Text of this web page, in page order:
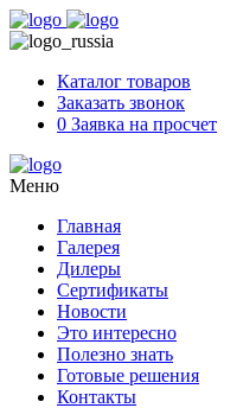
Skip
to
Каталог товаров
Заказать звонок
0 Заявка на просчет
Меню
Главная
Галерея
Дилеры
Сертификаты
Новости
Это интересно
Полезно знать
Готовые решения
Контакты